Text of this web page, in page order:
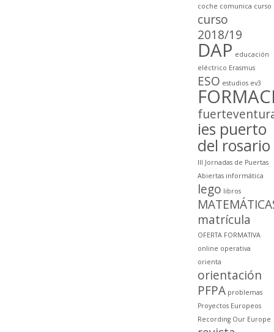
coche comunica curso
curso
2018/19
DAP educación
eléctrico Erasmus
ESO estudios ev3
ies puerto
del rosario
III Jornadas de Puertas
Abiertas informática
lego libros
matrícula
OFERTA FORMATIVA
online operativa
orienta
orientación
PFPA problemas
Proyectos Europeos
Recording Our Europe